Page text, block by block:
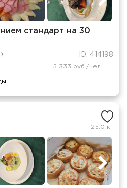
стандарт на 30
ID: 414198
5 333 руб./чел.
25.0 кг